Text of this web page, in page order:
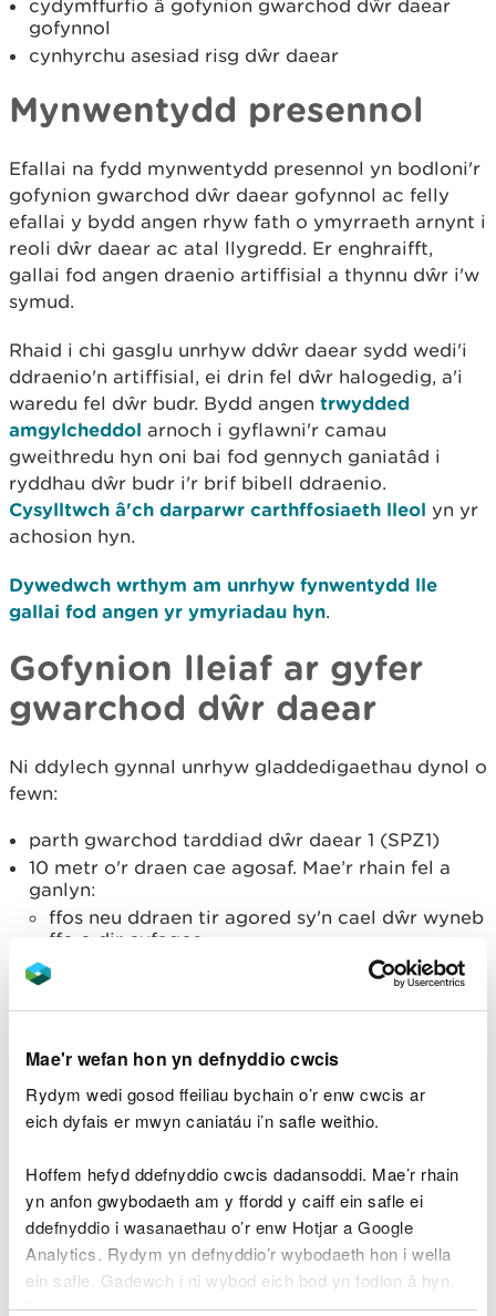
Mae'r wefan hon yn defnyddio cwcis
Rydym wedi gosod ffeiliau bychain o’r enw cwcis ar
eich dyfais er mwyn caniatáu i’n safle weithio.
Hoffem hefyd ddefnyddio cwcis dadansoddi. Mae’r rhain
yn anfon gwybodaeth am y ffordd y caiff ein safle ei
ddefnyddio i wasanaethau o’r enw Hotjar a Google
Analytics. Rydym yn defnyddio’r wybodaeth hon i wella
ein safle. Gadewch i ni wybod eich bod yn fodlon â hyn.
Byddwn yn defnyddio cwci i gadw eich dewis.
cydymffurfio â gofynion gwarchod dŵr daear
gofynnol
cynhyrchu asesiad risg dŵr daear
Mynwentydd presennol
Efallai na fydd mynwentydd presennol yn bodloni'r
gofynion gwarchod dŵr daear gofynnol ac felly
efallai y bydd angen rhyw fath o ymyrraeth arnynt i
reoli dŵr daear ac atal llygredd. Er enghraifft,
gallai fod angen draenio artiffisial a thynnu dŵr i'w
symud.
Rhaid i chi gasglu unrhyw ddŵr daear sydd wedi'i
ddraenio'n artiffisial, ei drin fel dŵr halogedig, a'i
waredu fel dŵr budr. Bydd angen trwydded
amgylcheddol arnoch i gyflawni'r camau
gweithredu hyn oni bai fod gennych ganiatâd i
ryddhau dŵr budr i'r brif bibell ddraenio.
Cysylltwch â'ch darparwr carthffosiaeth lleol yn yr
achosion hyn.
Dywedwch wrthym am unrhyw fynwentydd lle
gallai fod angen yr ymyriadau hyn.
Gofynion lleiaf ar gyfer
gwarchod dŵr daear
Ni ddylech gynnal unrhyw gladdedigaethau dynol o
fewn:
parth gwarchod tarddiad dŵr daear 1 (SPZ1)
10 metr o'r draen cae agosaf. Mae’r rhain fel a
ganlyn:
ffos neu ddraen tir agored sy'n cael dŵr wyneb
ffo o dir cyfagos
pibellau wedi'u claddu neu sianeli wedi’u llenwi
â graean a ddefnyddir i ddraenio dŵr wyneb o
gaeau trwy ddefnyddio disgyrchiant
50 metr o'r darddell neu'r cwrs dŵr agosaf
250 metr o unrhyw ffynnon, tarddell neu
ddyfrdwll lle bwriedir y dŵr gael ei yfed gan
unigolion neu ei ddefnyddio i gynhyrchu bwyd
llif dŵr daear carstig – mae'r ardaloedd hyn yn
agored iawn i lygredd oherwydd gall dŵr daear
lifo'n gyflym trwy'r agennau a'r craciau niferus yn
y creigiau
Ni ddylech gynnal unrhyw gladdedigaethau dynol